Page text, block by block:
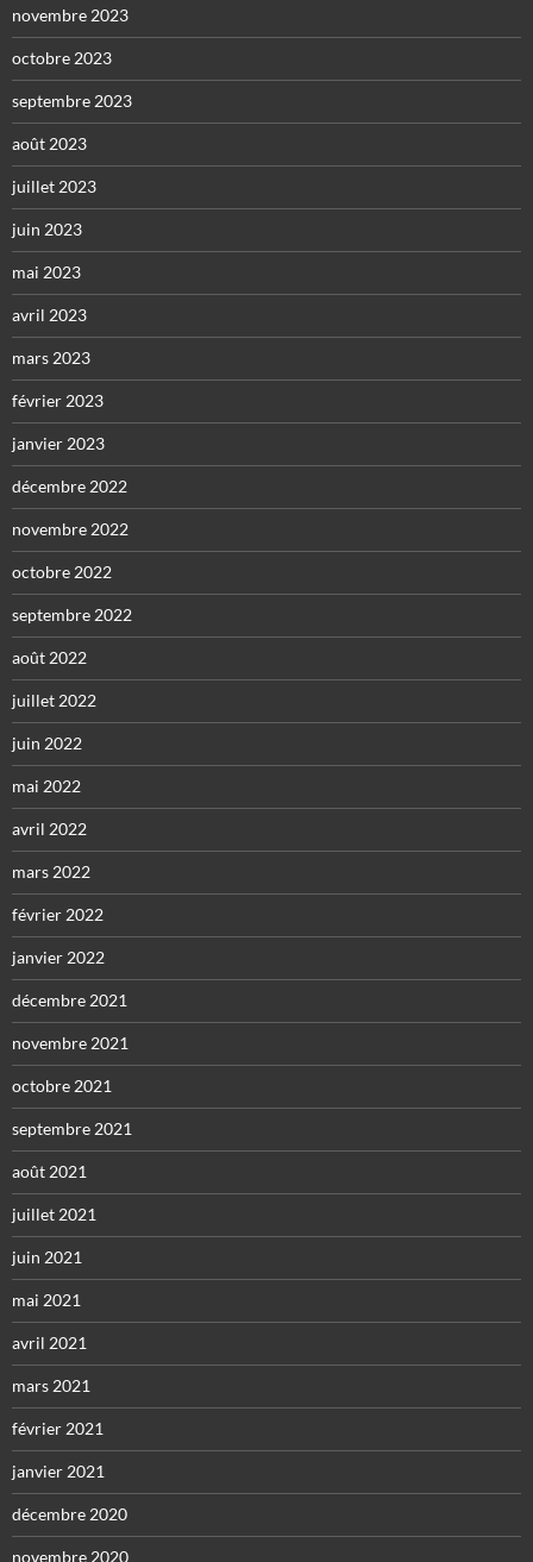
novembre 2023
octobre 2023
septembre 2023
août 2023
juillet 2023
juin 2023
mai 2023
avril 2023
mars 2023
février 2023
janvier 2023
décembre 2022
novembre 2022
octobre 2022
septembre 2022
août 2022
juillet 2022
juin 2022
mai 2022
avril 2022
mars 2022
février 2022
janvier 2022
décembre 2021
novembre 2021
octobre 2021
septembre 2021
août 2021
juillet 2021
juin 2021
mai 2021
avril 2021
mars 2021
février 2021
janvier 2021
décembre 2020
novembre 2020